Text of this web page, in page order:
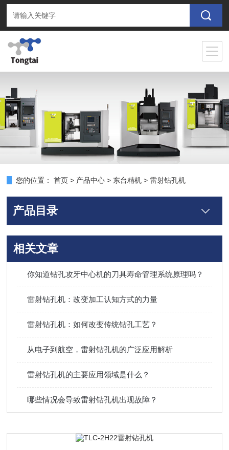
您的位置： 首页 > 产品中心 > 东台精机 >雷射钻孔机
产品目录
相关文章
你知道钻孔攻牙中心机的刀具寿命管理系统原理吗？
雷射钻孔机：改变加工认知方式的力量
雷射钻孔机：如何改变传统钻孔工艺？
从电子到航空，雷射钻孔机的广泛应用解析
雷射钻孔机的主要应用领域是什么？
哪些情况会导致雷射钻孔机出现故障？